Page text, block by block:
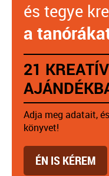
és tegye
a
21
Adja meg adatait,
könyvet!
ÉN IS KÉREM